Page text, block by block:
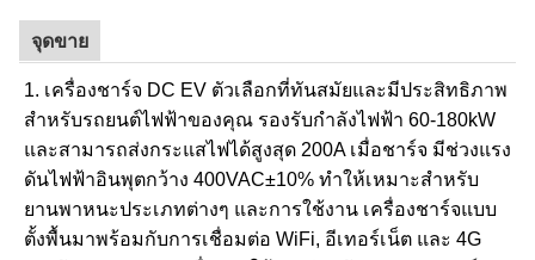
จุดขาย
1. เครื่องชาร์จ DC EV ตัวเลือกที่ทันสมัยและมีประสิทธิภาพ
สำหรับรถยนต์ไฟฟ้าของคุณ รองรับกำลังไฟฟ้า 60-180kW
และสามารถส่งกระแสไฟได้สูงสุด 200A เมื่อชาร์จ มีช่วงแรง
ดันไฟฟ้าอินพุตกว้าง 400VAC±10% ทำให้เหมาะสำหรับ
ยานพาหนะประเภทต่างๆ และการใช้งาน เครื่องชาร์จแบบ
ตั้งพื้นมาพร้อมกับการเชื่อมต่อ WiFi, อีเทอร์เน็ต และ 4G